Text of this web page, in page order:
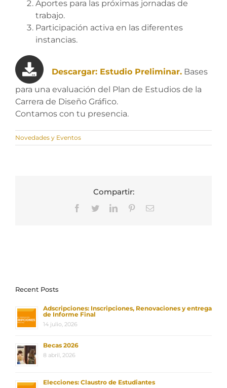
Aportes para las próximas jornadas de
trabajo.
Participación activa en las diferentes
instancias.
Descargar: Estudio Preliminar. Bases
para una evaluación del Plan de Estudios de la
Carrera de Diseño Gráfico.
Contamos con tu presencia.
Novedades y Eventos
Compartir:
Facebook
TwitterLinkedInPinterestCorreo
Recent Posts
Adscripciones: Inscripciones, Renovaciones y entrega
de Informe Final
14 julio, 2026
Becas 2026
8 abril, 2026
Elecciones: Claustro de Estudiantes